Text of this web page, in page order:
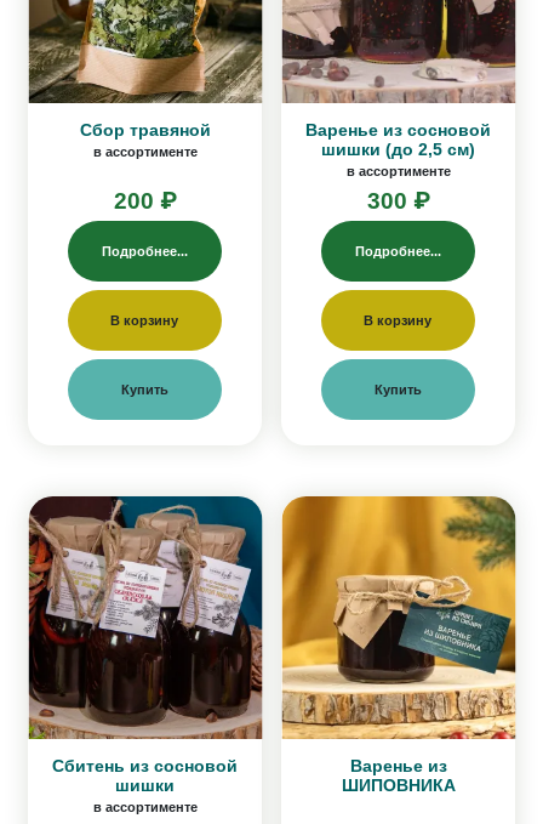
Сбор травяной
в ассортименте
200 ₽
Подробнее...
В корзину
Купить
Варенье из сосновой
шишки (до 2,5 см)
в ассортименте
300 ₽
Подробнее...
В корзину
Купить
Сбитень из сосновой
шишки
в ассортименте
Варенье из
ШИПОВНИКА